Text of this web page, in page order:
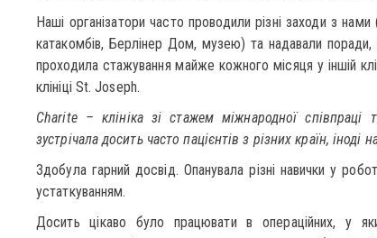
Наші організатори часто проводили різні заходи з
катакомбів, Берлінер Дом, музею) та надавали
проходила стажування майже кожного місяця у іншій
клініці St. Joseph.
Charite – клініка зі стажем міжнародної співпраці
зустрічала досить часто пацієнтів з різних країн, іноді
Здобула гарний досвід. Опанувала різні навички у
устаткуванням.
Досить цікаво було працювати в операційних, у